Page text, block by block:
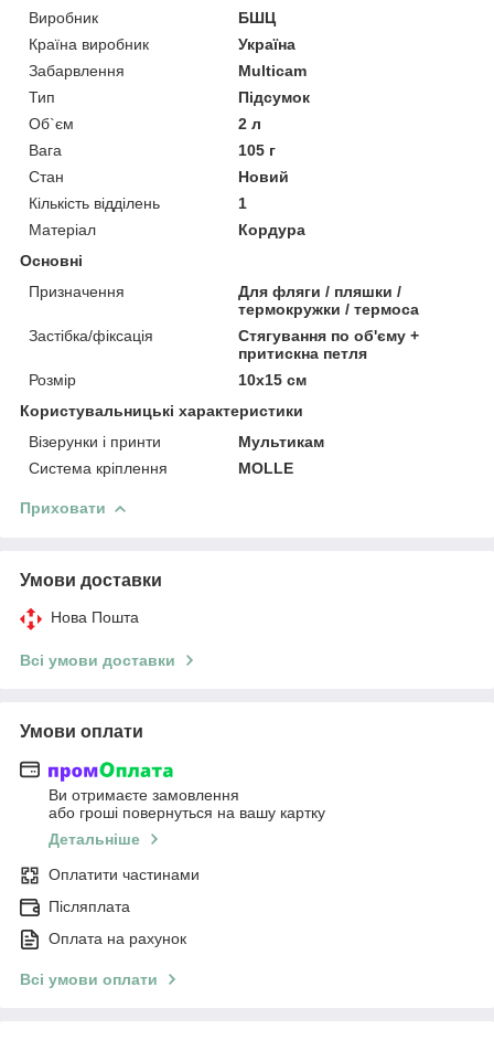
Виробник
БШЦ
Країна виробник
Україна
Забарвлення
Multicam
Тип
Підсумок
Об`єм
2 л
Вага
105 г
Стан
Новий
Кількість відділень
1
Матеріал
Кордура
Основні
Призначення
Для фляги / пляшки /
термокружки / термоса
Застібка/фіксація
Стягування по об'єму +
притискна петля
Розмір
10х15 см
Користувальницькі характеристики
Візерунки і принти
Мультикам
Система кріплення
MOLLE
Приховати
Умови доставки
Нова Пошта
Всі умови доставки
Умови оплати
Ви отримаєте замовлення
або гроші повернуться на вашу картку
Детальніше
Оплатити частинами
Післяплата
Оплата на рахунок
Всі умови оплати